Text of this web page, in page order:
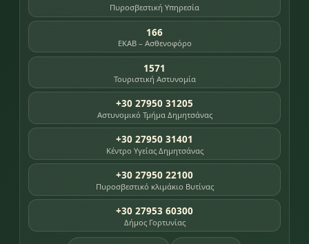
Πυροσβεστική Υπηρεσία
166
ΕΚΑΒ – Ασθενοφόρο
1571
Τουριστική Αστυνομία
+30 27950 31205
Αστυνομικό Τμήμα Δημητσάνας
+30 27950 31401
Κέντρο Υγείας Δημητσάνας
+30 27950 22100
Πυροσβεστικό κλιμάκιο Βυτίνας
+30 27953 60300
Δήμος Γορτυνίας